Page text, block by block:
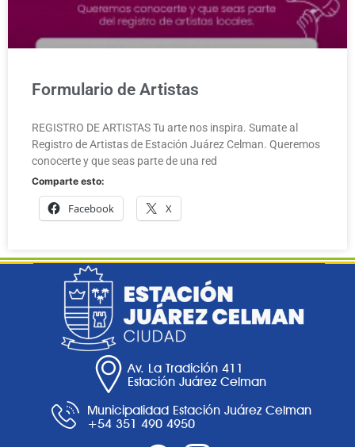
Formulario de Artistas
REGISTRO DE ARTISTAS Tu arte nos inspira. Sumate al
Registro de Artistas de Estación Juárez Celman. Queremos
conocerte y que seas parte de una red
Comparte esto:
Facebook X
Av. La Tradición 411
Estación Juárez Celman
Municipalidad Estación Juárez Celman
+54 351 490 4950